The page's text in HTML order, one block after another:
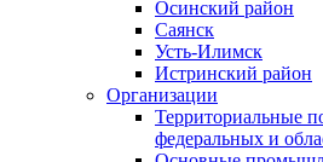
Осинский район
Саянск
Усть-Илимск
Истринский район
Организации
Территориальные
федеральных и